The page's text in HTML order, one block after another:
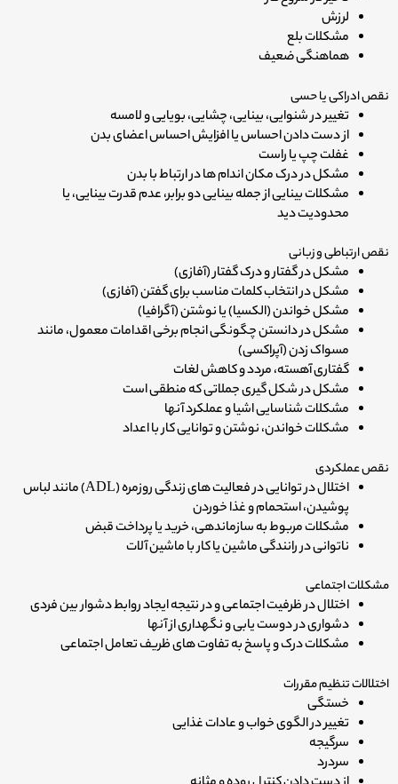
لرزش
مشکلات بلع
هماهنگی ضعیف
نقص ادراکی یا حسی
تغییر در شنوایی، بینایی، چشایی، بویایی و لامسه
از دست دادن احساس یا افزایش احساس اعضای بدن
غفلت چپ یا راست
مشکل در درک مکان اندام ها در ارتباط با بدن
مشکلات بینایی از جمله بینایی دو برابر، عدم قدرت بینایی، یا
محدودیت دید
نقص ارتباطی و زبانی
مشکل در گفتار و درک گفتار (آفازی)
مشکل در انتخاب کلمات مناسب برای گفتن (آفازی)
مشکل خواندن (الکسیا) یا نوشتن (آگرافیا)
مشکل در دانستن چگونگی انجام برخی اقدامات معمول، مانند
مسواک زدن (آپراکسی)
گفتاری آهسته، مردد و کاهش لغات
مشکل در شکل گیری جملاتی که منطقی است
مشکلات شناسایی اشیا و عملکرد آنها
مشکلات خواندن، نوشتن و توانایی کار با اعداد
نقص عملکردی
اختلال در توانایی در فعالیت های زندگی روزمره (ADL) مانند لباس
پوشیدن، استحمام و غذا خوردن
مشکلات مربوط به سازماندهی، خرید یا پرداخت قبض
ناتوانی در رانندگی ماشین یا کار با ماشین آلات
مشکلات اجتماعی
اختلال در ظرفیت اجتماعی و در نتیجه ایجاد روابط دشوار بین فردی
دشواری در دوست یابی و نگهداری از آنها
مشکلات درک و پاسخ به تفاوت های ظریف تعامل اجتماعی
اختلالات تنظیم مقررات
خستگی
تغییر در الگوی خواب و عادات غذایی
سرگیجه
سردرد